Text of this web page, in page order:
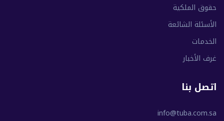
حقوق الملكية
الأسئلة الشائعة
الخدمات
غرف الأخبار
اتصل بنا
info@tuba.com.sa